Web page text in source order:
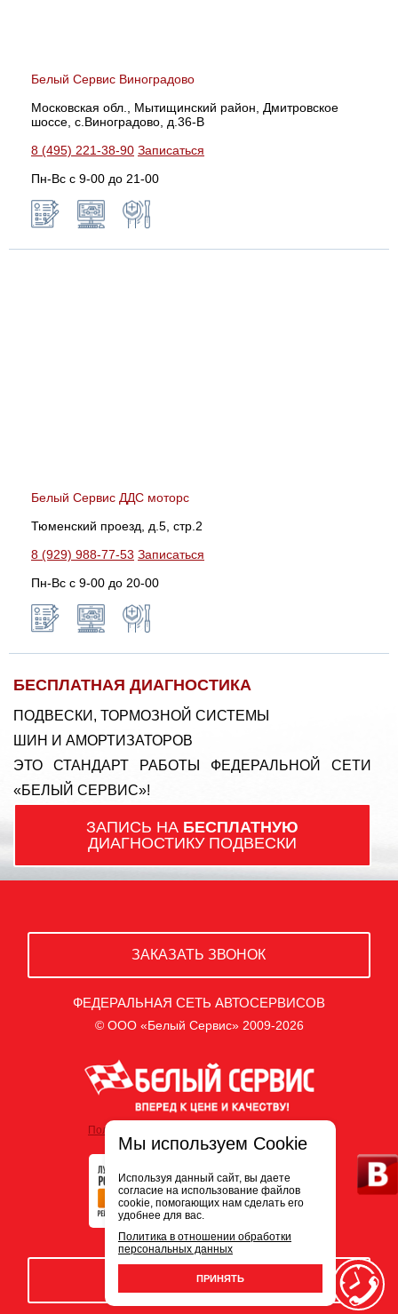
Белый Сервис Виноградово
Московская обл., Мытищинский район, Дмитровское
шоссе, с.Виноградово, д.36-В
8 (495) 221-38-90 Записаться
Пн-Вс с 9-00 до 21-00
Белый Сервис ДДС моторс
Тюменский проезд, д.5, стр.2
8 (929) 988-77-53 Записаться
Пн-Вс c 9-00 до 20-00
БЕСПЛАТНАЯ ДИАГНОСТИКА
ПОДВЕСКИ, ТОРМОЗНОЙ СИСТЕМЫ
ШИН И АМОРТИЗАТОРОВ
ЭТО СТАНДАРТ РАБОТЫ ФЕДЕРАЛЬНОЙ СЕТИ
«БЕЛЫЙ СЕРВИС»!
ЗАПИСЬ НА БЕСПЛАТНУЮ
ДИАГНОСТИКУ ПОДВЕСКИ
ЗАКАЗАТЬ ЗВОНОК
ФЕДЕРАЛЬНАЯ СЕТЬ АВТОСЕРВИСОВ
© ООО «Белый Сервис» 2009-2026
Политика обработки персональных данных
ЗАПИСЬ НА СЕРВИС
Мы используем Cookie
Используя данный сайт, вы даете
согласие на использование файлов
cookie, помогающих нам сделать его
удобнее для вас.
Политика в отношении обработки
персональных данных
ПРИНЯТЬ